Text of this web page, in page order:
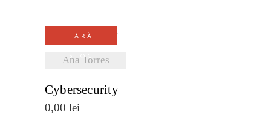
FĂRĂ
STOC
Ana Torres
DETALII
Cybersecurity
0,00 lei